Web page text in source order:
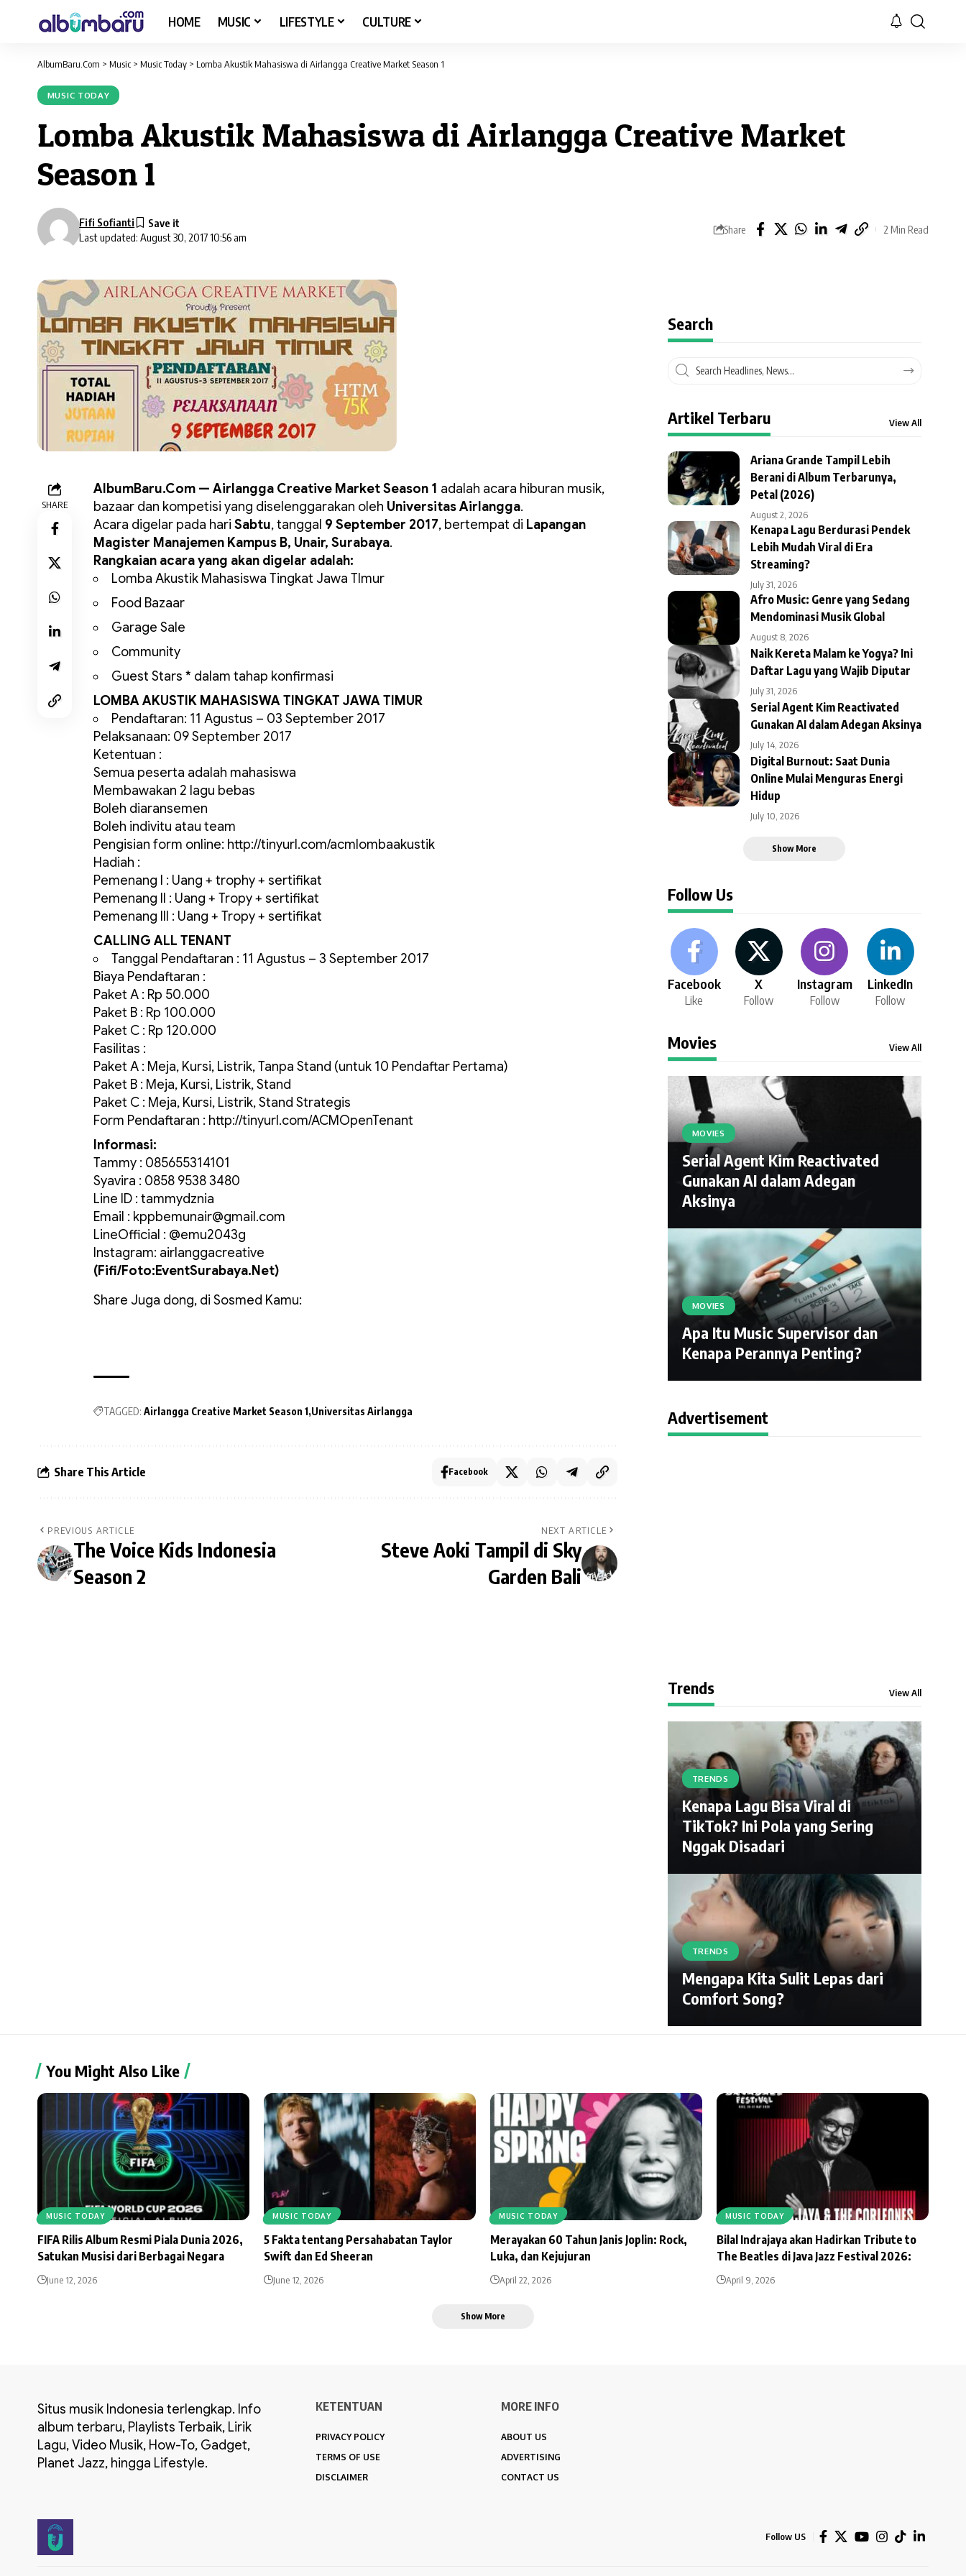
HOME MUSIC LIFESTYLE CULTURE
AlbumBaru.Com > Music > Music Today > Lomba Akustik Mahasiswa di Airlangga Creative Market Season 1
MUSIC TODAY
Lomba Akustik Mahasiswa di Airlangga Creative Market
Season 1
Last updated: August 30, 2017 10:56 am
Fifi Sofianti
Share 2 Min Read
SHARE
AlbumBaru.Com — Airlangga Creative Market Season 1 adalah acara hiburan musik,
bazaar dan kompetisi yang diselenggarakan oleh Universitas Airlangga.
Acara digelar pada hari Sabtu, tanggal 9 September 2017, bertempat di Lapangan
Magister Manajemen Kampus B, Unair, Surabaya.
Rangkaian acara yang akan digelar adalah:
Lomba Akustik Mahasiswa Tingkat Jawa TImur
Food Bazaar
Garage Sale
Community
Guest Stars * dalam tahap konfirmasi
LOMBA AKUSTIK MAHASISWA TINGKAT JAWA TIMUR
Pendaftaran: 11 Agustus – 03 September 2017
Pelaksanaan: 09 September 2017
Ketentuan :
Semua peserta adalah mahasiswa
Membawakan 2 lagu bebas
Boleh diaransemen
Boleh indivitu atau team
Pengisian form online: http://tinyurl.com/acmlombaakustik
Hadiah :
Pemenang I : Uang + trophy + sertifikat
Pemenang II : Uang + Tropy + sertifikat
Pemenang III : Uang + Tropy + sertifikat
CALLING ALL TENANT
Tanggal Pendaftaran : 11 Agustus – 3 September 2017
Biaya Pendaftaran :
Paket A : Rp 50.000
Paket B : Rp 100.000
Paket C : Rp 120.000
Fasilitas :
Paket A : Meja, Kursi, Listrik, Tanpa Stand (untuk 10 Pendaftar Pertama)
Paket B : Meja, Kursi, Listrik, Stand
Paket C : Meja, Kursi, Listrik, Stand Strategis
Form Pendaftaran : http://tinyurl.com/ACMOpenTenant
Informasi:
Tammy : 085655314101
Syavira : 0858 9538 3480
Line ID : tammydznia
Email : kppbemunair@gmail.com
LineOfficial : @emu2043g
Instagram: airlanggacreative
(Fifi/Foto:EventSurabaya.Net)
Share Juga dong, di Sosmed Kamu:
TAGGED: Airlangga Creative Market Season 1 Universitas Airlangga
Share This Article Facebook
PREVIOUS ARTICLE
The Voice Kids Indonesia
Season 2
NEXT ARTICLE
Steve Aoki Tampil di Sky
Garden Bali
Search
Artikel Terbaru View All
Ariana Grande Tampil Lebih
Berani di Album Terbarunya,
Petal (2026)
August 2, 2026
Kenapa Lagu Berdurasi Pendek
Lebih Mudah Viral di Era
Streaming?
July 31, 2026
Afro Music: Genre yang Sedang
Mendominasi Musik Global
August 8, 2026
Naik Kereta Malam ke Yogya? Ini
Daftar Lagu yang Wajib Diputar
July 31, 2026
Serial Agent Kim Reactivated
Gunakan AI dalam Adegan Aksinya
July 14, 2026
Digital Burnout: Saat Dunia
Online Mulai Menguras Energi
Hidup
July 10, 2026
Show More
Follow Us
Facebook
Like
X
Follow
Instagram
Follow
LinkedIn
Follow
Movies View All
MOVIES
Serial Agent Kim Reactivated
Gunakan AI dalam Adegan
Aksinya
MOVIES
Apa Itu Music Supervisor dan
Kenapa Perannya Penting?
Advertisement
Trends View All
TRENDS
Kenapa Lagu Bisa Viral di
TikTok? Ini Pola yang Sering
Nggak Disadari
TRENDS
Mengapa Kita Sulit Lepas dari
Comfort Song?
You Might Also Like
MUSIC TODAY
FIFA Rilis Album Resmi Piala Dunia 2026,
Satukan Musisi dari Berbagai Negara
June 12, 2026
MUSIC TODAY
5 Fakta tentang Persahabatan Taylor
Swift dan Ed Sheeran
June 12, 2026
MUSIC TODAY
Merayakan 60 Tahun Janis Joplin: Rock,
Luka, dan Kejujuran
April 22, 2026
MUSIC TODAY
Bilal Indrajaya akan Hadirkan Tribute to
The Beatles di Java Jazz Festival 2026:
April 9, 2026
Show More
Situs musik Indonesia terlengkap. Info
album terbaru, Playlists Terbaik, Lirik
Lagu, Video Musik, How-To, Gadget,
Planet Jazz, hingga Lifestyle.
KETENTUAN
PRIVACY POLICY
TERMS OF USE
DISCLAIMER
MORE INFO
ABOUT US
ADVERTISING
CONTACT US
Follow US